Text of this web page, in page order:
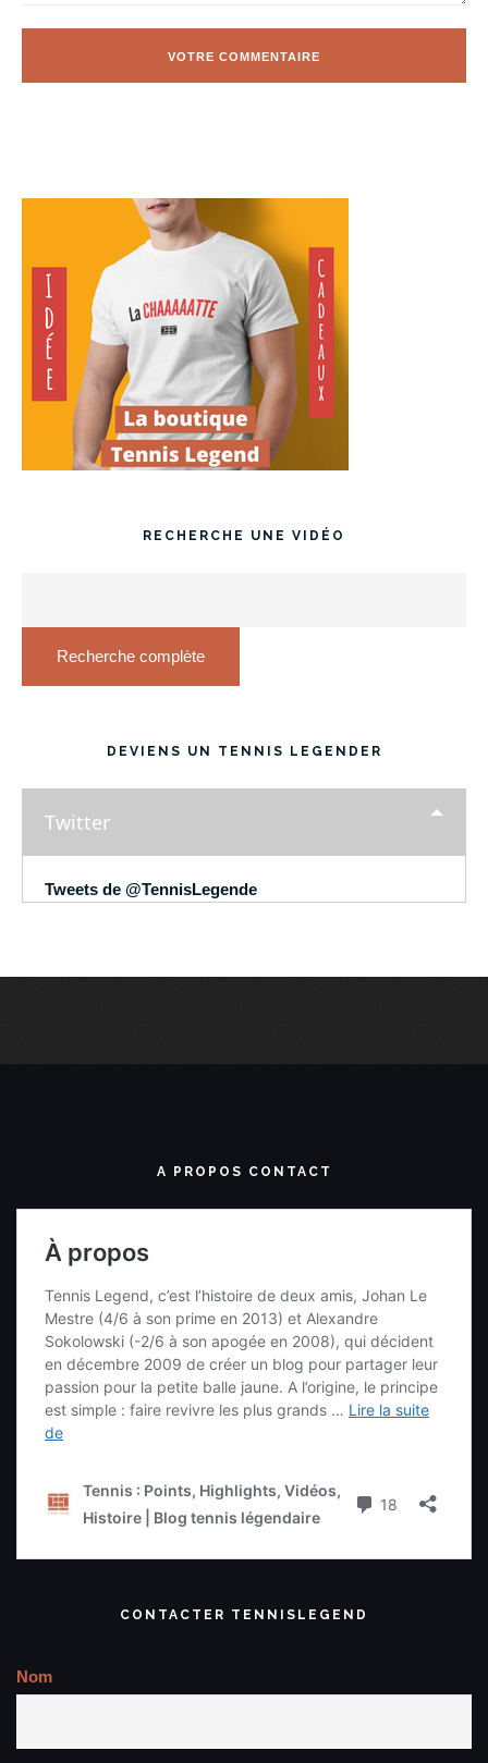
RECHERCHE UNE VIDÉO
Recherche complète
DEVIENS UN TENNIS LEGENDER
Twitter
Tweets de @TennisLegende
A PROPOS CONTACT
CONTACTER TENNISLEGEND
Nom